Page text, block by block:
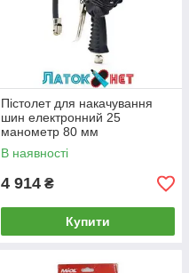
Пістолет для накачування
шин електронний 25
манометр 80 мм
AH1703603A Ani
В наявності
4 914 ₴
Купити